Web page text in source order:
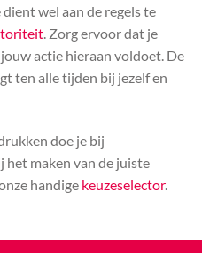
wel aan de regels te
. Zorg ervoor dat je
actie hieraan voldoet. De
ten alle tijden bij jezelf en
doe je bij
het maken van de juiste
handige keuzeselector.